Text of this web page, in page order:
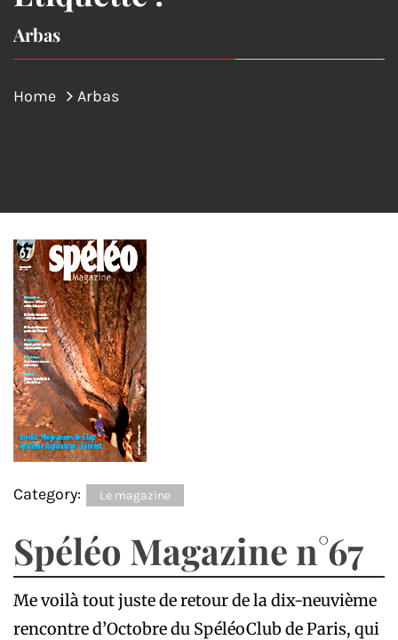
Arbas
Home Arbas
Category: Le magazine
Spéléo Magazine n°67
Me voilà tout juste de retour de la dix-neuvième
rencontre d’Octobre du SpéléoClub de Paris, qui